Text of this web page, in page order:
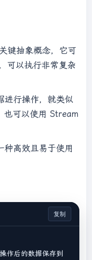
键抽象概念，它可
可以执行非常复杂
进行操作，就类似
也可以使用 Stream
高效且易于使用
复制
作后的数据保存到